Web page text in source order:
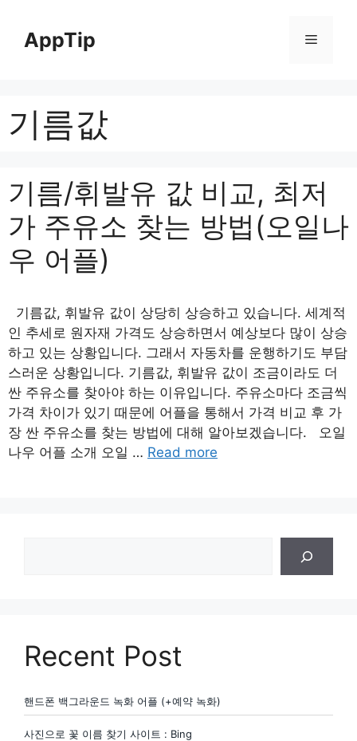
contentAppTip Menu
기름값
기름/휘발유 값 비교, 최저
가 주유소 찾는 방법(오일나
우 어플)
기름값, 휘발유 값이 상당히 상승하고 있습니다. 세계적
인 추세로 원자재 가격도 상승하면서 예상보다 많이 상승
하고 있는 상황입니다. 그래서 자동차를 운행하기도 부담
스러운 상황입니다. 기름값, 휘발유 값이 조금이라도 더
싼 주유소를 찾아야 하는 이유입니다. 주유소마다 조금씩
가격 차이가 있기 때문에 어플을 통해서 가격 비교 후 가
장 싼 주유소를 찾는 방법에 대해 알아보겠습니다. 오일
나우 어플 소개 오일 … Read more
Recent Post
핸드폰 백그라운드 녹화 어플 (+예약 녹화)
사진으로 꽃 이름 찾기 사이트 : Bing